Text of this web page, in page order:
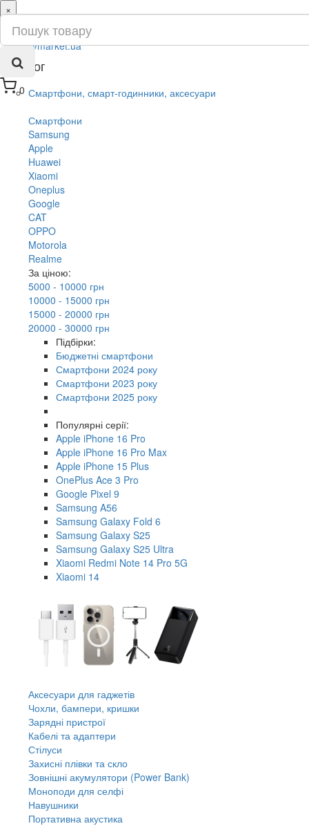
0
×
ru
ua
Каталог
Смартфони, смарт-годинники, аксесуари
Смартфони
Samsung
Apple
Huawei
Xiaomi
Oneplus
Google
CAT
OPPO
Motorola
Realme
За ціною:
5000 - 10000 грн
10000 - 15000 грн
15000 - 20000 грн
20000 - 30000 грн
Підбірки:
Бюджетні смартфони
Смартфони 2024 року
Смартфони 2023 року
Смартфони 2025 року
Популярні серії:
Apple iPhone 16 Pro
Apple iPhone 16 Pro Max
Apple iPhone 15 Plus
OnePlus Ace 3 Pro
Google Pixel 9
Samsung A56
Samsung Galaxy Fold 6
Samsung Galaxy S25
Samsung Galaxy S25 Ultra
Xiaomi Redmi Note 14 Pro 5G
Xiaomi 14
Аксесуари для гаджетів
Чохли, бампери, кришки
Зарядні пристрої
Кабелі та адаптери
Стілуси
Захисні плівки та скло
Зовнішні акумулятори (Power Bank)
Моноподи для селфі
Навушники
Портативна акустика